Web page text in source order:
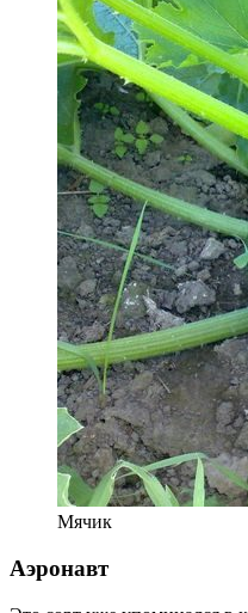
Мячик
Аэронавт